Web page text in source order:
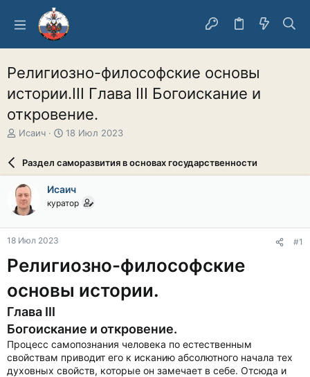
Религиозно-философские основы
истории.III Глава III Богоискание и
откровение.
А
о
р
т
е
м
ы
Исаич
Д
а
а
ч
л
18 Июл 2023
Раздел саморазвития в основах государственности
Исаич
куратор
18 Июл 2023 #1
Религиозно-философские
основы истории.
Глава III
Богоискание и откровение.
Процесс самопознания человека по естественным
свойствам приводит его к исканию абсолютного начала тех
духовных свойств, которые он замечает в себе. Отсюда и